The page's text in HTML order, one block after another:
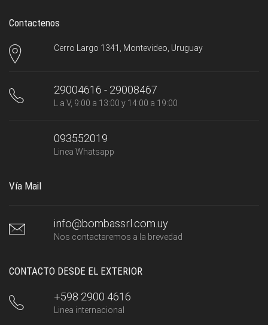
Contactenos
Cerro Largo 1341, Montevideo, Uruguay
29004616 - 29008467
L a V, 9:00 a 13:00 y 14:00 a 19:00
093552019
Linea Whatsapp
Vía Mail
info@bombassrl.com.uy
Nos contactaremos a la brevedad
CONTACTO DESDE EL EXTERIOR
+598 2900 4616
Linea internacional